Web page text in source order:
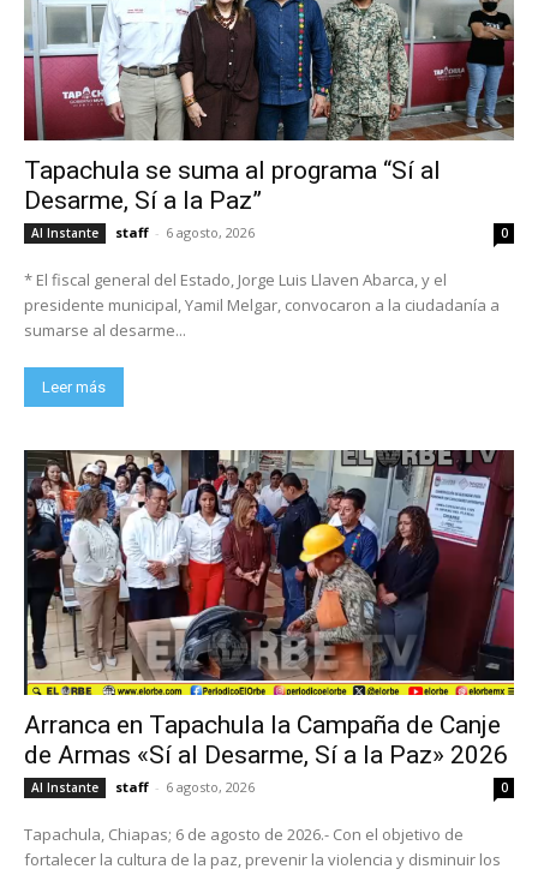
Tapachula se suma al programa “Sí al
Desarme, Sí a la Paz”
Al Instante staff - 6 agosto, 2026 0
* El fiscal general del Estado, Jorge Luis Llaven Abarca, y el
presidente municipal, Yamil Melgar, convocaron a la ciudadanía a
sumarse al desarme...
Leer más
Arranca en Tapachula la Campaña de Canje
de Armas «Sí al Desarme, Sí a la Paz» 2026
Al Instante staff - 6 agosto, 2026 0
Tapachula, Chiapas; 6 de agosto de 2026.- Con el objetivo de
fortalecer la cultura de la paz, prevenir la violencia y disminuir los